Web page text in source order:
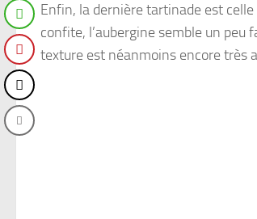
Enfin, la dernière tartinade est celle
confite, l’aubergine semble un peu
texture est néanmoins encore très